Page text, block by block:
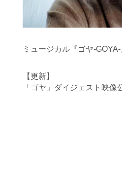
ミュージカル『ゴヤ
【更新】
「ゴヤ」ダイジェスト映像